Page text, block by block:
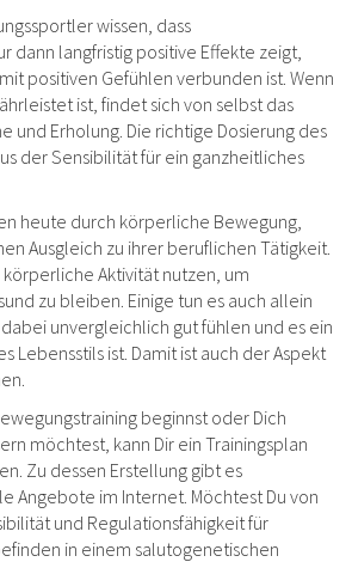
wissen, dass
dann langfristig positive Effekte zeigt,
positiven Gefühlen verbunden ist. Wenn
ist, findet sich von selbst das
und Erholung. Die richtige Dosierung des
der Sensibilität für ein ganzheitliches
heute durch körperliche Bewegung,
Ausgleich zu ihrer beruflichen Tätigkeit.
Aktivität nutzen, um
zu bleiben. Einige tun es auch allein
unvergleichlich gut fühlen und es ein
Lebensstils ist. Damit ist auch der Aspekt
beginnst oder Dich
möchtest, kann Dir ein Trainingsplan
Zu dessen Erstellung gibt es
Angebote im Internet. Möchtest Du von
und Regulationsfähigkeit für
in einem salutogenetischen